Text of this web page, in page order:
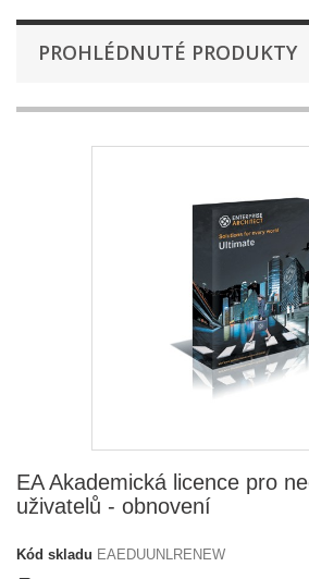
PROHLÉDNUTÉ PRODUKTY
EA Akademická licence pro
uživatelů - obnovení
Kód skladu EAEDUUNLRENEW